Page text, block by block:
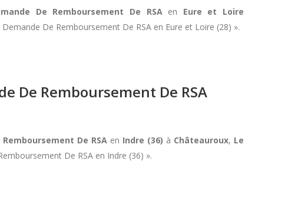
De Remboursement De RSAen Eure et Loire
De Remboursement De RSA en Eure et Loire (28) ».
De Remboursement De RSA
De RSA en Indre (36) à Châteauroux, Le
De RSA en Indre (36) ».